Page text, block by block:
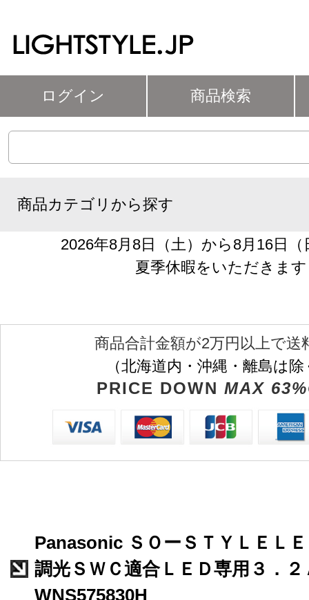
ログイン 商品検索
商品カテゴリから探す
2026年8月8日（土）から8月16日
夏季休暇をいただきます
商品合計金額が2万円以上で送
（北海道内・沖縄・離島は
PRICE DOWN MAX
Panasonic ＳＯーＳＴＹＬＥＬ
調光ＳＷＣ適合ＬＥＤ専用３．
WNS575830H